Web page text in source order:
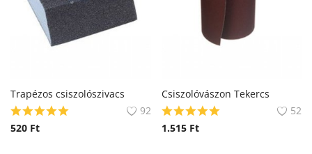
Trapézos csiszolószivacs
92
520 Ft
Csiszolóvászon Tekercs
52
1.515 Ft